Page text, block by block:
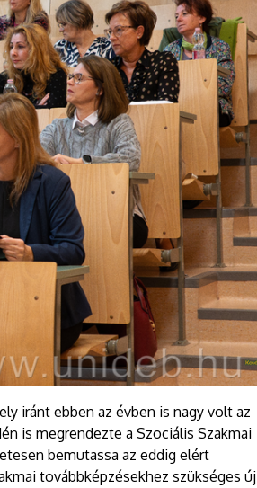
iránt ebben az évben is nagy volt az
is megrendezte a Szociális Szakmai
bemutassa az eddig elért
továbbképzésekhez szükséges új